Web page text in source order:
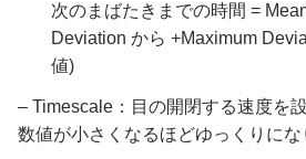
次のまばたきまでの時間 =
Deviation から +Maximum
値)
– Timescale：目の開閉する速度を
数値が小さくなるほどゆっくりにな